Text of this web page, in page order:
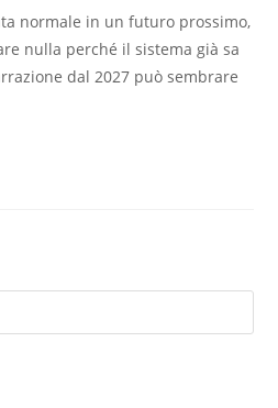
normale in un futuro prossimo,
nulla perché il sistema già sa
dal 2027 può sembrare